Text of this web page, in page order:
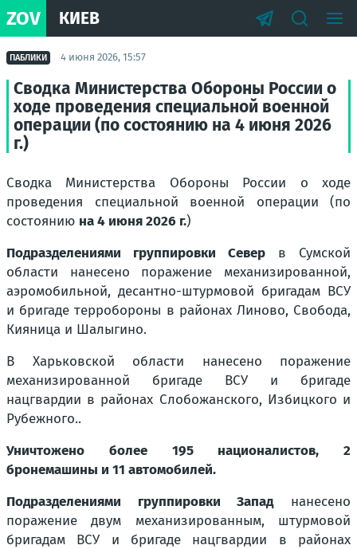
ZOV КИЕВ
ПАБЛИКИ 4 июня 2026, 15:57
Сводка Министерства Обороны России о
ходе проведения специальной военной
операции (по состоянию на 4 июня 2026
г.)
Сводка Министерства Обороны России о ходе
проведения специальной военной операции (по
состоянию на 4 июня 2026 г.)
Подразделениями группировки Север в Сумской
области нанесено поражение механизированной,
аэромобильной, десантно-штурмовой бригадам ВСУ
и бригаде терробороны в районах Линово, Свобода,
Кияница и Шалыгино.
В Харьковской области нанесено поражение
механизированной бригаде ВСУ и бригаде
нацгвардии в районах Слобожанского, Избицкого и
Рубежного..
Уничтожено более 195 националистов, 2
бронемашины и 11 автомобилей.
Подразделениями группировки Западнанесено
поражение двум механизированным, штурмовой
бригадам ВСУ и бригаде нацгвардии в районах